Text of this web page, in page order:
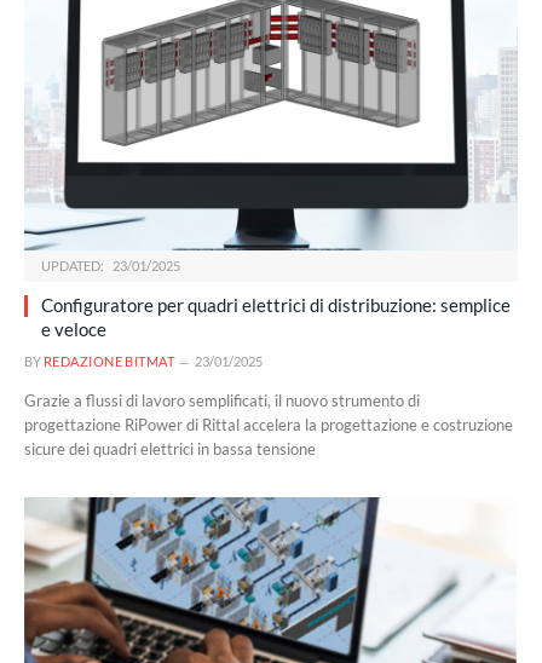
UPDATED: 23/01/2025
Configuratore per quadri elettrici di distribuzione: semplice
e veloce
BY REDAZIONE BITMAT 23/01/2025
Grazie a flussi di lavoro semplificati, il nuovo strumento di
progettazione RiPower di Rittal accelera la progettazione e costruzione
sicure dei quadri elettrici in bassa tensione